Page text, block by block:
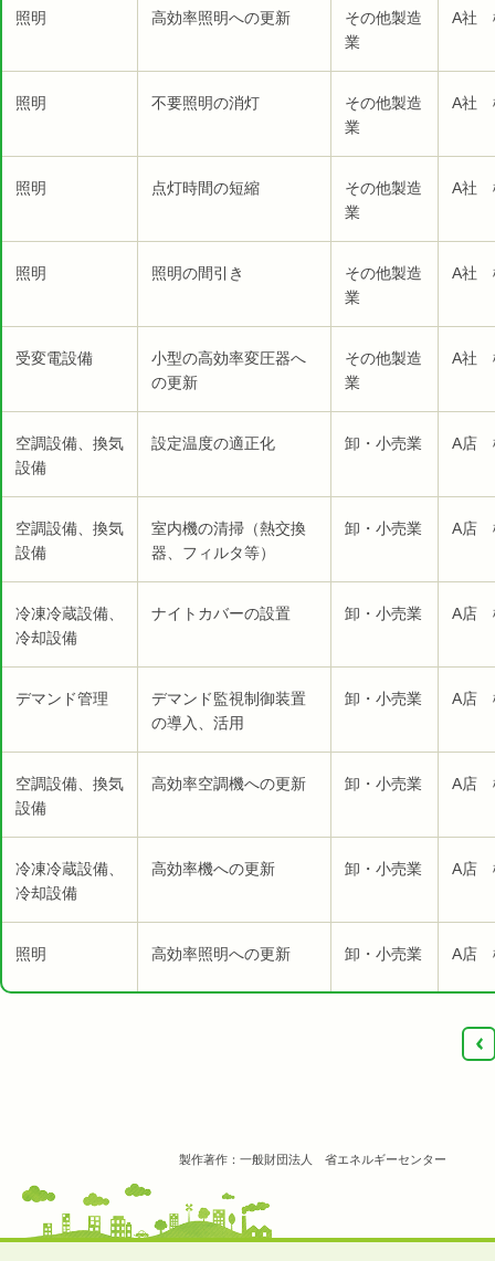
照明 高効率照明への更新
その他製造
業
A社
照明 不要照明の消灯
その他製造
業
A社
照明 点灯時間の短縮
その他製造
業
A社
照明 照明の間引き
その他製造
業
A社
受変電設備
小型の高効率変圧器へ
の更新
その他製造
業
A社
空調設備、換気
設備
設定温度の適正化 卸・小売業 A店
空調設備、換気
設備
室内機の清掃（熱交換
器、フィルタ等）
卸・小売業 A店
冷凍冷蔵設備、
冷却設備
ナイトカバーの設置 卸・小売業 A店
デマンド管理
デマンド監視制御装置
の導入、活用
卸・小売業 A店
空調設備、換気
設備
高効率空調機への更新 卸・小売業 A店
冷凍冷蔵設備、
冷却設備
高効率機への更新 卸・小売業 A店
照明 高効率照明への更新 卸・小売業 A店
‹
製作著作：一般財団法人 省エネルギーセンター